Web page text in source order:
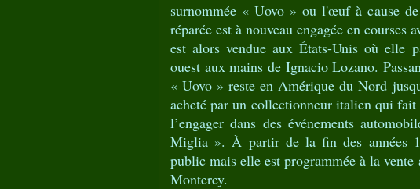
surnommée « Uovo » ou l'œuf à cause
réparée est à nouveau engagée en courses
est alors vendue aux États-Unis où elle
ouest aux mains de Ignacio Lozano.
« Uovo » reste en Amérique du Nord
acheté par un collectionneur italien qui
l’engager dans des événements
Miglia ». À partir de la fin des années
public mais elle est programmée à la
Monterey.